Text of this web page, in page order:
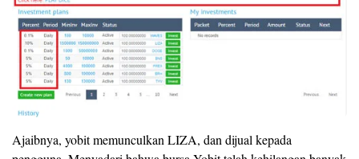
Ajaibnya, yobit memunculkan LIZA, dan dijual kepada